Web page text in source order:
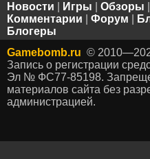
Новости Игры Обзоры
Комментарии
Форум
Блогеры
Gamebomb.ru ©
Запись о регистрации
Эл № ФС77-85198.
материалов сайта без
администрацией.